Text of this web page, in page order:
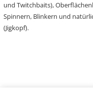
und Twitchbaits),
Spinnern, Blinkern und
(Jigkopf).